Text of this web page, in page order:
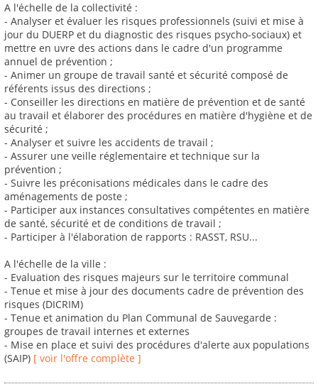
A l'échelle de la collectivité :
- Analyser et évaluer les risques professionnels (suivi et mise à
jour du DUERP et du diagnostic des risques psycho-sociaux) et
mettre en uvre des actions dans le cadre d'un programme
annuel de prévention ;
- Animer un groupe de travail santé et sécurité composé de
référents issus des directions ;
- Conseiller les directions en matière de prévention et de santé
au travail et élaborer des procédures en matière d'hygiène et de
sécurité ;
- Analyser et suivre les accidents de travail ;
- Assurer une veille réglementaire et technique sur la
prévention ;
- Suivre les préconisations médicales dans le cadre des
aménagements de poste ;
- Participer aux instances consultatives compétentes en matière
de santé, sécurité et de conditions de travail ;
- Participer à l'élaboration de rapports : RASST, RSU...
A l'échelle de la ville :
- Evaluation des risques majeurs sur le territoire communal
- Tenue et mise à jour des documents cadre de prévention des
risques (DICRIM)
- Tenue et animation du Plan Communal de Sauvegarde :
groupes de travail internes et externes
- Mise en place et suivi des procédures d'alerte aux populations
(SAIP) [ voir l'offre complète ]